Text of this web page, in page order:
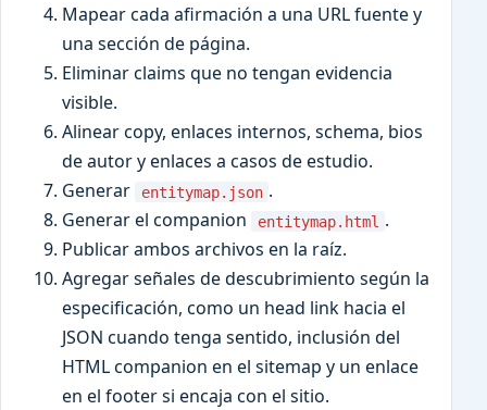
Mapear cada afirmación a una URL fuente y
una sección de página.
Eliminar claims que no tengan evidencia
visible.
Alinear copy, enlaces internos, schema, bios
de autor y enlaces a casos de estudio.
Generar
entitymap.json .
Generar el companion
entitymap.html .
Publicar ambos archivos en la raíz.
Agregar señales de descubrimiento según la
especificación, como un head link hacia el
JSON cuando tenga sentido, inclusión del
HTML companion en el sitemap y un enlace
en el footer si encaja con el sitio.